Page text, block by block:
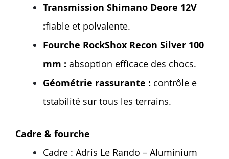
Transmission Shimano Deore 12V
:fiable et polvalente.
Fourche RockShox Recon Silver 100
mm : absoption efficace des chocs.
Géométrie rassurante : contrôle e
tstabilité sur tous les terrains.
Cadre & fourche
Cadre : Adris Le Rando – Aluminium